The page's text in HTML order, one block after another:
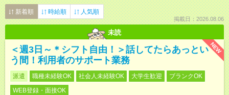
新着順 時給順 人気順
掲載日：2026.08.06
未読
NEW
＜週3日～＊シフト自由！＞話してたらあっとい
う間！利用者のサポート業務
派遣 職種未経験OK 社会人未経験OK 大学生歓迎
ブランクOK
WEB登録・面接OK